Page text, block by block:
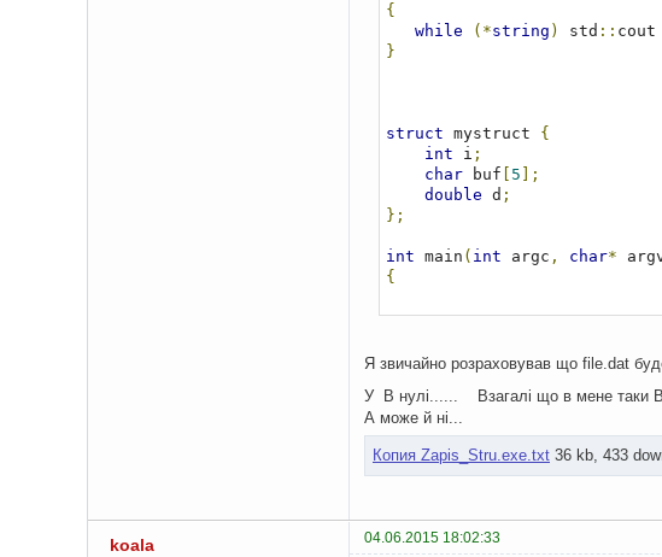
{
while
(*string ) std :: cout
}
struct mystruct {
int i ;
char buf 5 ];
double d ;
};
int main ( int argc , char*
{
char str1[]="Sample
// відкриваємо файл
if
( fh == -1)
{
// або при
        fh
= _creat(
if (fh == -1)
return 1;
}
Я звичайно розраховував що file.dat
У B нулі...... Взагалі що в мене таки
А може й ні...
Копия Zapis_Stru.exe.txt 36 kb, 433
koala 04.06.2015 18:02:33